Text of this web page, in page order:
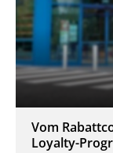
Vom
Loyalty-